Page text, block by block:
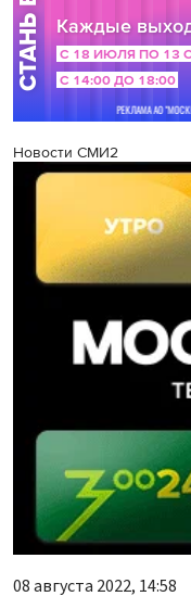
Новости СМИ2
08 августа 2022, 14:58